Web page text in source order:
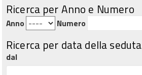
Ricerca per Anno e Numero
Anno Numero
Ricerca per data della seduta
dal